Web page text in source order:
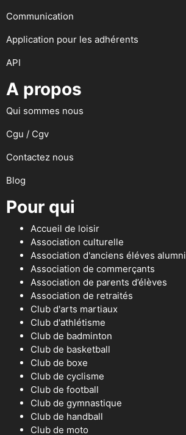
Communication
Application pour les adhérents
API
A propos
Qui sommes nous
Cgu / Cgv
Contactez nous
Blog
Pour qui
Accueil de loisir
Association culturelle
Association d'anciens éléves alumni
Association de commerçants
Association de parents d’élèves
Association de retraités
Club d'arts martiaux
Club d'athlétisme
Club de badminton
Club de basketball
Club de boxe
Club de cyclisme
Club de football
Club de gymnastique
Club de handball
Club de moto